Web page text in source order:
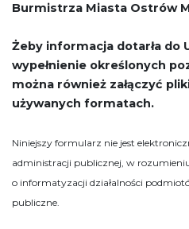
Burmistrza Miasta Ostrów
Żeby informacja dotarła do
wypełnienie określonych
można również załączyć
używanych formatach.
Niniejszy formularz nie jest
administracji publicznej, w
o informatyzacji działalności
publiczne.